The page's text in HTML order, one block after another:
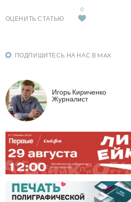
ОЦЕНИТЬ СТАТЬЮ
0
ПОДПИШИТЕСЬ НА НАС В MAX
Игорь Кириченко
Журналист